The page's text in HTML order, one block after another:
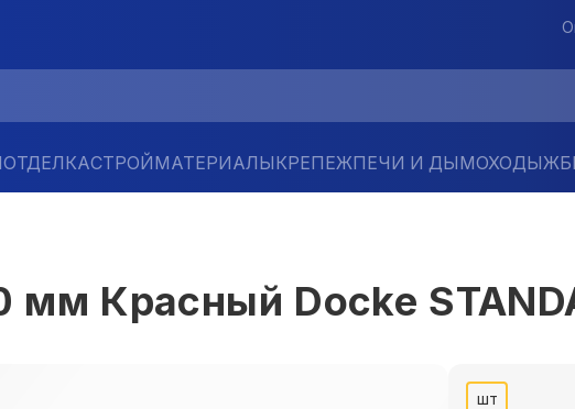
ОТДЕЛКАСТРОЙМАТЕРИАЛЫКРЕПЕЖПЕЧИ И ДЫМОХОДЫ
Красный Docke
шт